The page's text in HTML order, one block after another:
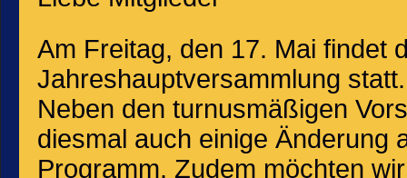
Am Freitag, den 17. Mai findet
Jahreshauptversammlung
Neben den turnusmäßigen
diesmal auch einige Änderung
Programm. Zudem möchten